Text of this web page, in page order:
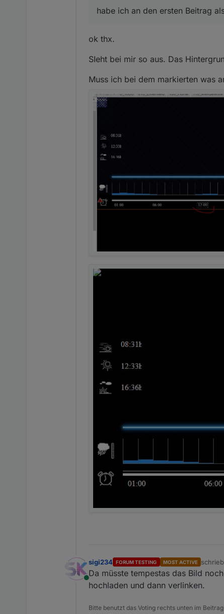
habe ich an den ersten Beitrag
ok thx.
SIeht bei mir so aus. Das
Muss ich bei dem markierten was
Online
sigi234 FORUM TESTING MOST ACTIVE
zuletzt
Da müsste tempestas das Bild
hochladen und dann verlinken.
Bitte benutzt das Voting rechts unten im